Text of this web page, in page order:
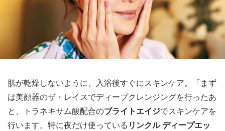
肌が乾燥しないように、入浴後すぐにスキンケア。「まず
は美顔器のザ・レイスでディープクレンジングを行ったあ
と、トラネキサム酸配合のブライトエイジでスキンケアを
行います。特に夜だけ使っている リンクル ディープエッ